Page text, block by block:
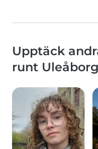
Upptäck
runt Uleåborg